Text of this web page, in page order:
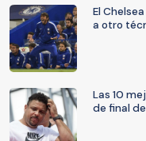
El
a otro
Las 10
de final